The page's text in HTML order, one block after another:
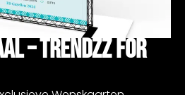
– Trendzz For